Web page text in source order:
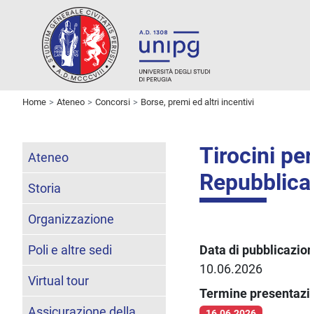
Home Ateneo Concorsi Borse, premi ed altri incentivi
Tirocini
Repubblica
Data di
10.06.2026
Termine
Ateneo
Storia
Organizzazione
Poli e altre sedi
Virtual tour